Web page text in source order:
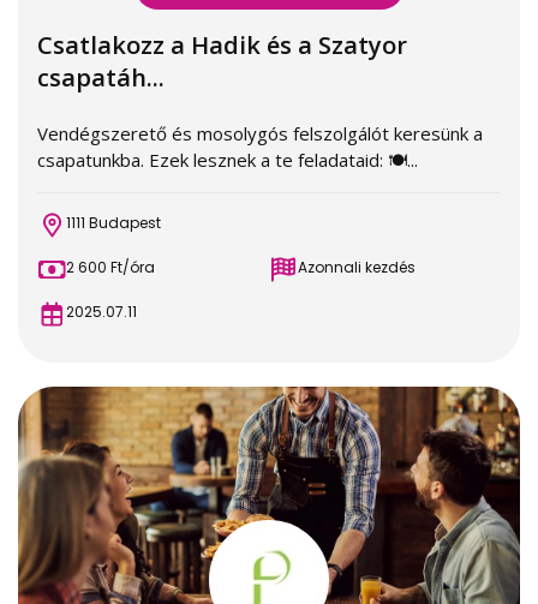
Csatlakozz a Hadik és a Szatyor
csapatáh...
Vendégszerető és mosolygós felszolgálót keresünk a
csapatunkba. Ezek lesznek a te feladataid: 🍽...
1111 Budapest
2 600 Ft/óra Azonnali kezdés
2025.07.11